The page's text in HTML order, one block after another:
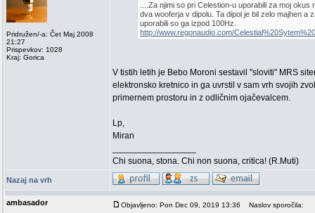
Pridružen/-a: Čet Maj 2008
21:27
Prispevkov: 1028
Kraj: Gorica
....Za njimi so pri Celestion-u uporabili za moj
dva wooferja v dipolu. Ta dipol je bil zelo majhen
uporabili so ga izpod 100Hz.
http://www.regonaudio.com/
V tistih letih je Bebo Moroni sestavil "sloviti" MRS
elektronsko kretnico in ga uvrstil v sam vrh svojih
primernem prostoru in z odličnim ojačevalcem.
Lp,
Miran
Chi suona, stona. Chi non suona, critica! (R.Muti)
Nazaj na vrh
ambasador Objavljeno: Pon Dec 09, 2019 13:36 Naslov sporočila: